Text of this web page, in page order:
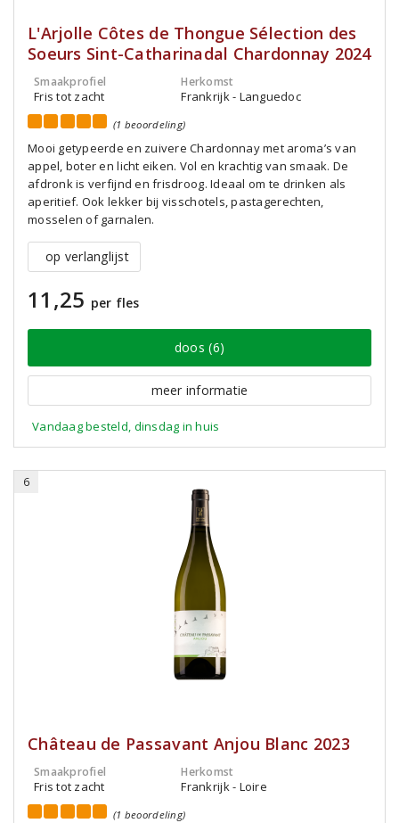
L'Arjolle Côtes de Thongue Sélection des
Soeurs Sint-Catharinadal Chardonnay 2024
Smaakprofiel
Fris tot zacht
Herkomst
Frankrijk - Languedoc
(1 beoordeling)
Mooi getypeerde en zuivere Chardonnay met aroma’s van
appel, boter en licht eiken. Vol en krachtig van smaak. De
afdronk is verfijnd en frisdroog. Ideaal om te drinken als
aperitief. Ook lekker bij visschotels, pastagerechten,
mosselen of garnalen.
op verlanglijst
11,25 per fles
doos (6)
meer informatie
Vandaag besteld, dinsdag in huis
6
Château de Passavant Anjou Blanc 2023
Smaakprofiel
Fris tot zacht
Herkomst
Frankrijk - Loire
(1 beoordeling)